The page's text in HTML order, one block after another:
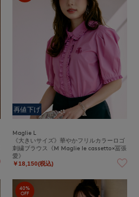
再値下げ
Maglie L
《大きいサイズ》華やかフリルカラーロゴ
刺繍ブラウス《M Maglie le cassetto×冨張
愛》
￥18,150(税込)
40%
OFF